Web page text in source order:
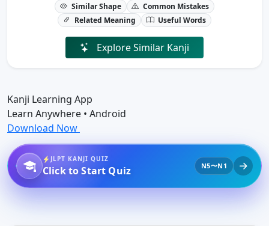
Similar Shape
Common Mistakes
Related Meaning
Useful Words
Explore Similar Kanji
Kanji Learning App
Learn Anywhere • Android
Download Now
JLPT KANJI QUIZ
Click to Start Quiz N5〜N1